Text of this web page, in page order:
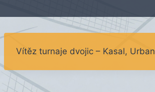
Vítěz turnaje dvojic – Kasal, Urban